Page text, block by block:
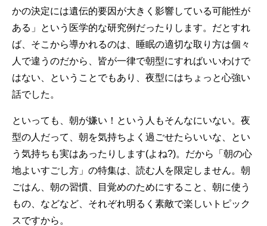
かの決定には遺伝的要因が大きく影響している可能性が
ある」という医学的な研究例だったりします。だとすれ
ば、そこから導かれるのは、睡眠の適切な取り方は個々
人で違うのだから、皆が一律で朝型にすればいいわけで
はない、ということでもあり、夜型にはちょっと心強い
話でした。
といっても、朝が嫌い！という人もそんなにいない。夜
型の人だって、朝を気持ちよく過ごせたらいいな、とい
う気持ちも実はあったりします(よね?)。だから「朝の心
地よいすごし方」の特集は、読む人を限定しません。朝
ごはん、朝の習慣、目覚めのためにすること、朝に使う
もの、などなど、それぞれ明るく素敵で楽しいトピック
スですから。